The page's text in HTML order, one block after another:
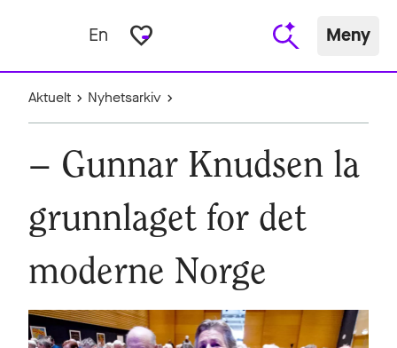
En favorite_border Meny
Aktuelt Nyhetsarkiv
– Gunnar Knudsen la
grunnlaget for det
moderne Norge